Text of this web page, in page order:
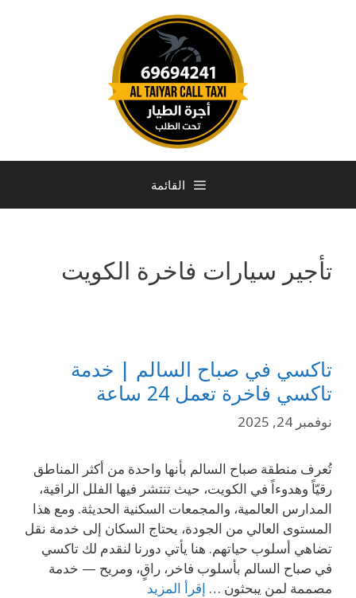
القائمة
تأجير سيارات فاخرة الكويت
تاكسي في صباح السالم | خدمة
تاكسي فاخرة تعمل 24 ساعة
نوفمبر 24, 2025
تُعرف منطقة صباح السالم بأنها واحدة من أكثر المناطق
رقيّاً وهدوءاً في الكويت، حيث تنتشر فيها الفلل الراقية،
المدارس العالمية، والمجمعات السكنية الحديثة. ومع هذا
المستوى العالي من الجودة، يحتاج السكان إلى خدمة نقل
تضاهي أسلوب حياتهم. هنا يأتي دورنا لنقدم لك تاكسي
في صباح السالم بأسلوب فاخر، راقٍ، ومريح — خدمة
مصممة لمن يبحثون … إقرأ المزيد